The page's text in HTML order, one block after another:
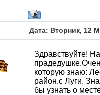
Дата: Вторник, 12
Здравствуйте!
которую знаю:
район.с Луги.
бы узнать о